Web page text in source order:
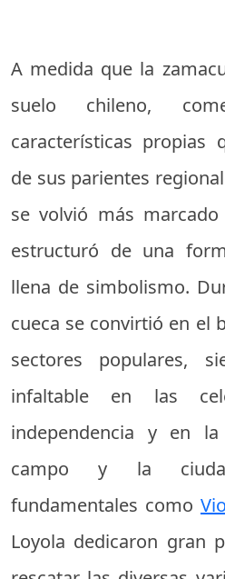
A medida que la
suelo chileno,
características propias
de sus parientes
se volvió más
estructuró de una
llena de simbolismo.
cueca se convirtió en el
sectores populares,
infaltable en las
independencia y en
campo y la
fundamentales como
Loyola dedicaron gran